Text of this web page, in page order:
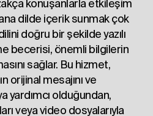
konuşanlarla etkileşim
dilde içerik sunmak çok
doğru bir şekilde yazılı
becerisi, önemli bilgilerin
sağlar. Bu hizmet,
orijinal mesajını ve
yardımcı olduğundan,
veya video dosyalarıyla